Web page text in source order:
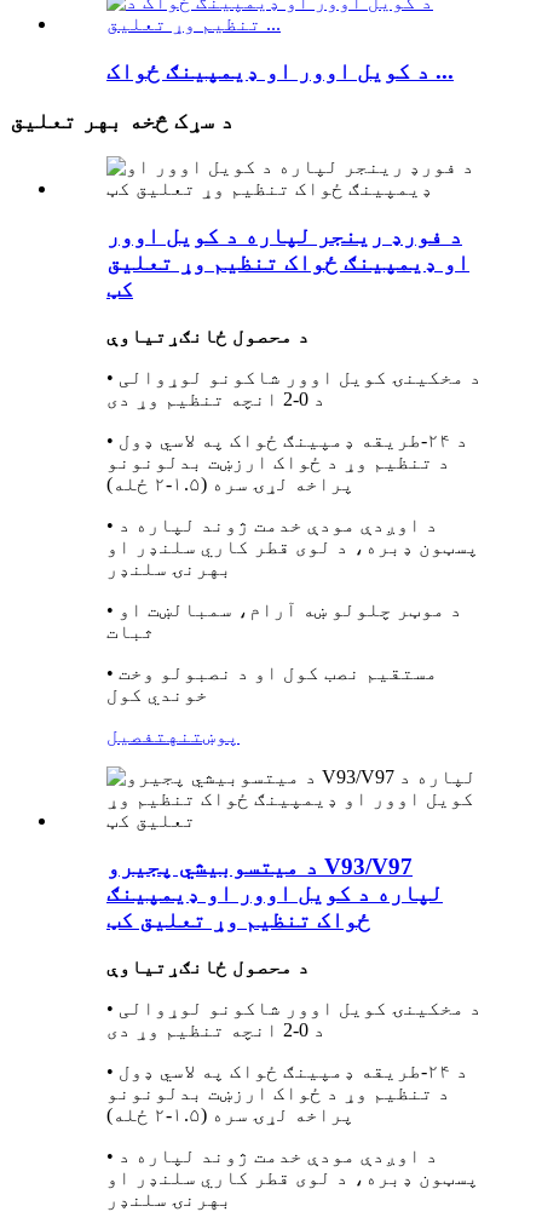
د کویل اوور او ډیمپینګ ځواک ...
د سړک څخه بهر تعلیق
د فورډ رینجر لپاره د کویل اوور
او ډیمپینګ ځواک تنظیم وړ تعلیق
کټ
د محصول ځانګړتیاوې
• د مخکینۍ کویل اوور شاکونو لوړوالی
د 0-2 انچه تنظیم وړ دی
• د ۲۴-طریقه ډمپینګ ځواک په لاسي ډول
د تنظیم وړ د ځواک ارزښت بدلونونو
پراخه لړۍ سره (۱.۵-۲ ځله)
• د اوږدې مودې خدمت ژوند لپاره د
پسټون ډبره، د لوی قطر کاري سلنډر او
بهرنۍ سلنډر
• د موټر چلولو ښه آرام، سمبالښت او
ثبات
• مستقیم نصب کول او د نصبولو وخت
خوندي کول
پوښتنه تفصیل
د میتسوبیشي پجیرو V93/V97
لپاره د کویل اوور او ډیمپینګ
ځواک تنظیم وړ تعلیق کټ
د محصول ځانګړتیاوې
• د مخکینۍ کویل اوور شاکونو لوړوالی
د 0-2 انچه تنظیم وړ دی
• د ۲۴-طریقه ډمپینګ ځواک په لاسي ډول
د تنظیم وړ د ځواک ارزښت بدلونونو
پراخه لړۍ سره (۱.۵-۲ ځله)
• د اوږدې مودې خدمت ژوند لپاره د
پسټون ډبره، د لوی قطر کاري سلنډر او
بهرنۍ سلنډر